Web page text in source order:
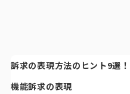
訴求の表現方法のヒント9選！
機能訴求の表現